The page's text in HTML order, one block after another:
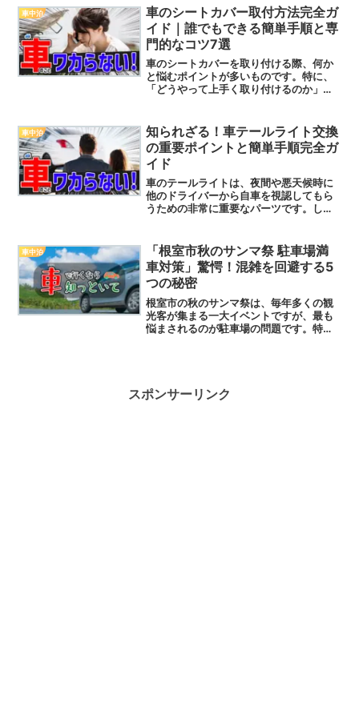
いような状況に直面したとき、どのよう
に行動すればよいのか、冷静...
車中泊
車のシートカバー取付方法完全ガ
イド｜誰でもできる簡単手順と専
門的なコツ7選
車のシートカバーを取り付ける際、何か
と悩むポイントが多いものです。特に、
「どうやって上手く取り付けるのか」
でしょうか。この記事では、初心者でも
わかりやすく、かつプロフェ...
車中泊
知られざる！車テールライト交換
の重要ポイントと簡単手順完全ガ
イド
車のテールライトは、夜間や悪天候時に
他のドライバーから自車を視認してもら
うための非常に重要なパーツです。しか
ねません。では、テールライトの交換を
する際、どのように進めれ...
車中泊
「根室市秋のサンマ祭 駐車場満
車対策」驚愕！混雑を回避する5
つの秘密
根室市の秋のサンマ祭は、毎年多くの観
光客が集まる一大イベントですが、最も
悩まされるのが駐車場の問題です。特に
スポンサーリンク